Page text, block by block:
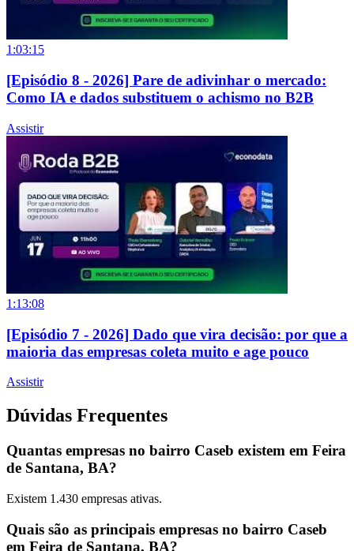
1:03:15
[Episódio 8 - 2026] Pare de adivinhar o mercado:
Como IA e dados substituem o achismo no B2B
Assistir
1:13:08
[Episódio 7 - 2026] Dado que vira decisão: por que a
maioria das empresas coleta muito e age pouco
Assistir
Dúvidas Frequentes
Quantas empresas no bairro Caseb existem em Feira
de Santana, BA?
Existem 1.430 empresas ativas.
Quais são as principais empresas no bairro Caseb
em Feira de Santana, BA?